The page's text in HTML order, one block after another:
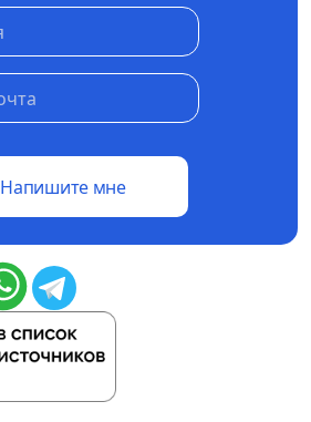
Напишите мне